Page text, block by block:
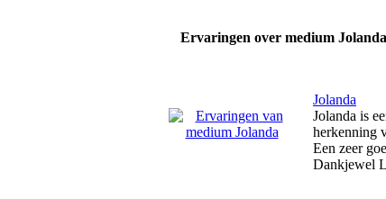
Ervaringen over medium Jolanda
Jolanda
Jolanda is
herkenning
Een zeer
Dankjewel